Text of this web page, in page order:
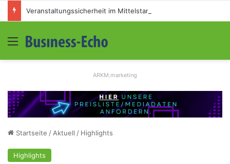
Menü
ARKM.marketing
Startseite / Aktuell / Highlights
Highlights